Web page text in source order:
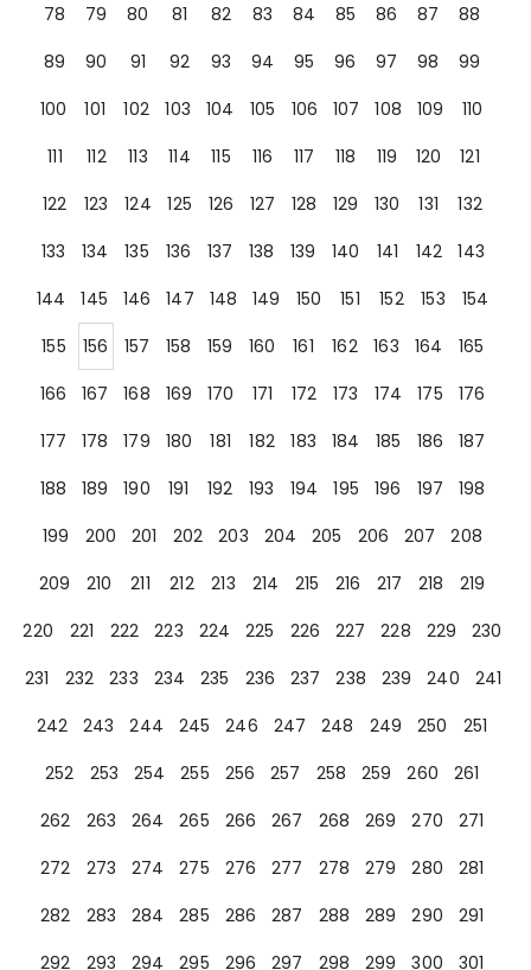
78
79 80 81 82 83 84 85 86 87
88
89
90 91 92 93 94 95 96 97 98
99
100
101 102 103 104 105 106 107 108 109
110
111
112 113 114 115 116 117 118 119 120
121
122
123 124 125 126 127 128 129 130 131
132
133
134 135 136 137 138 139 140 141 142
143
144
145 146 147 148 149 150 151 152 153
154
155
156 157 158 159 160 161 162 163 164
165
166
167 168 169 170 171 172 173 174 175
176
177
178 179 180 181 182 183 184 185 186
187
188
189 190 191 192 193 194 195 196 197
198
199
200 201 202 203 204 205 206 207
208
209
210 211 212 213 214 215 216 217 218
219
220
221 222 223 224 225 226 227 228 229
230
231
232 233 234 235 236 237 238 239 240
241
242
243 244 245 246 247 248 249 250
251
252
253 254 255 256 257 258 259 260
261
262
263 264 265 266 267 268 269 270
271
272
273 274 275 276 277 278 279 280
281
282
283 284 285 286 287 288 289 290
291
292
293 294 295 296 297 298 299 300 301